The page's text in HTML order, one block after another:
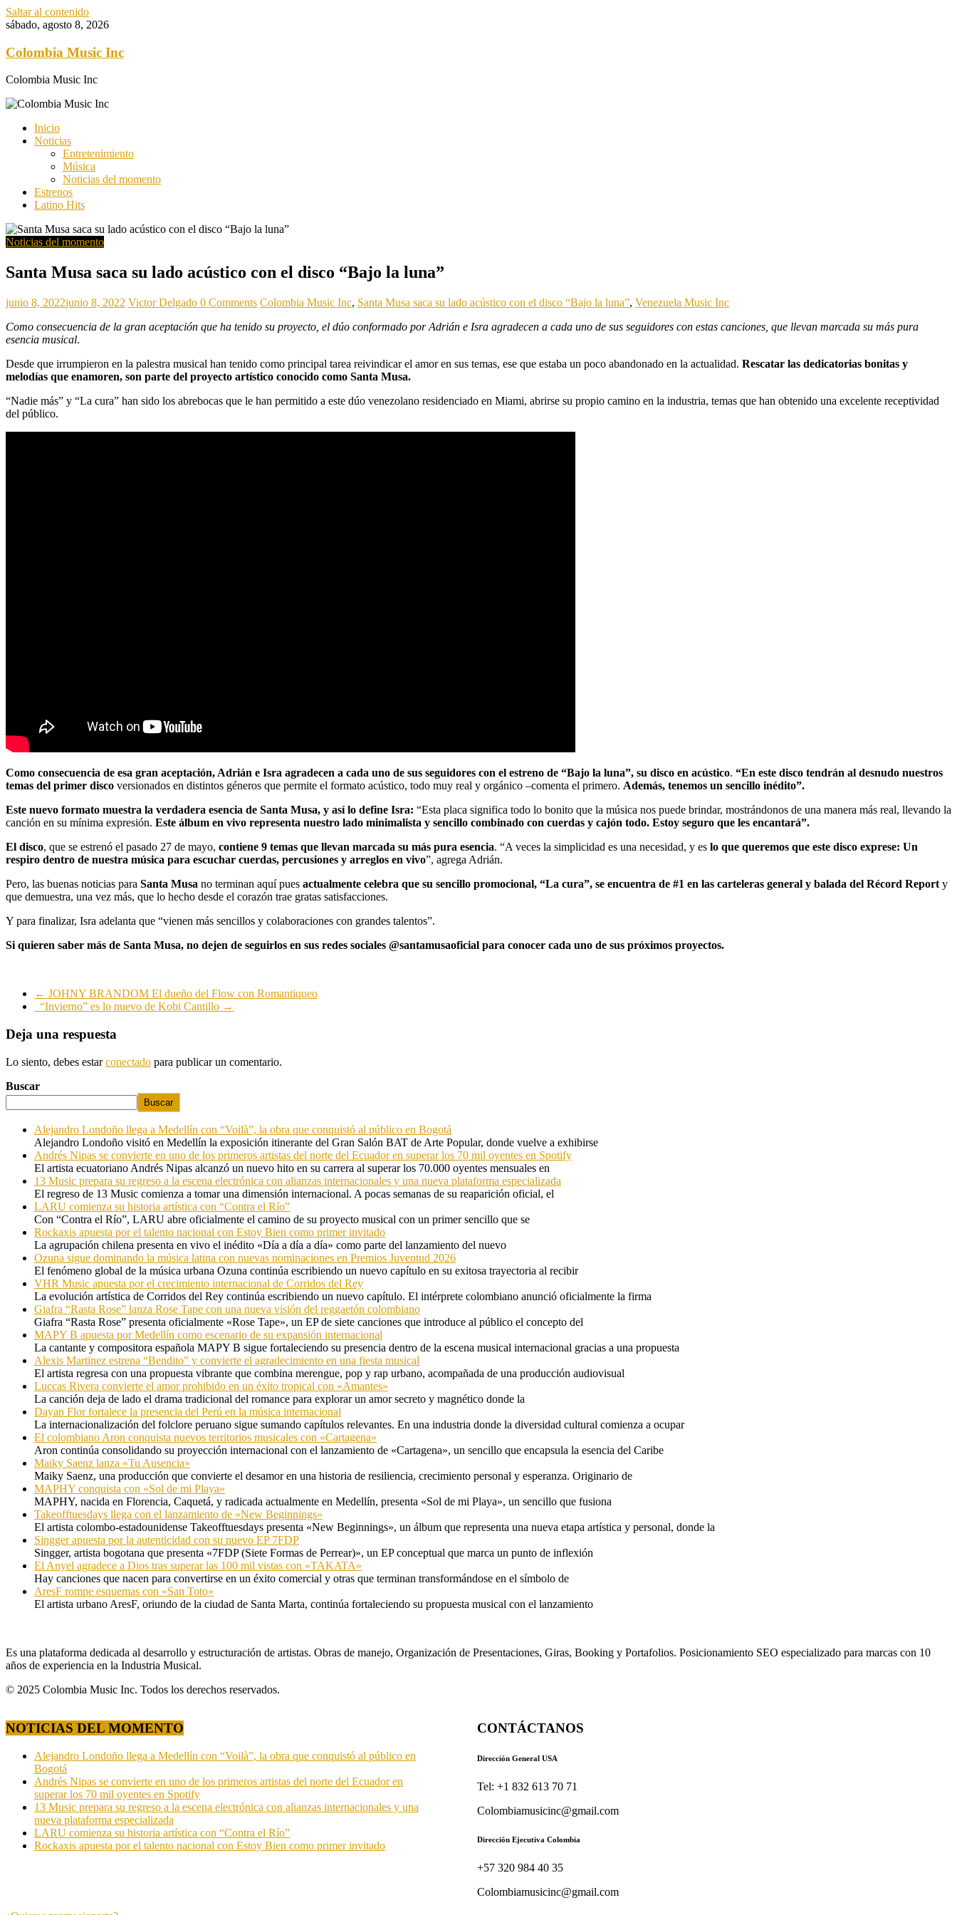
Saltar al contenido
sábado, agosto 8, 2026
Colombia Music Inc
Colombia Music Inc
Inicio
Noticias
Entretenimiento
Música
Noticias del momento
Estrenos
Latino Hits
Noticias del momento
Santa Musa saca su lado acústico con el disco “Bajo la luna”
junio 8, 2022junio 8, 2022 Victor Delgado 0 Comments Colombia Music Inc, Santa Musa saca su lado acústico con el disco “Bajo la luna”, Venezuela Music Inc
Como consecuencia de la gran aceptación que ha tenido su proyecto, el dúo conformado por Adrián e Isra agradecen a cada uno de sus seguidores con estas canciones, que llevan marcada su más pura
esencia musical.
Desde que irrumpieron en la palestra musical han tenido como principal tarea reivindicar el amor en sus temas, ese que estaba un poco abandonado en la actualidad. Rescatar las dedicatorias bonitas y
melodías que enamoren, son parte del proyecto artístico conocido como Santa Musa.
“Nadie más” y “La cura” han sido los abrebocas que le han permitido a este dúo venezolano residenciado en Miami, abrirse su propio camino en la industria, temas que han obtenido una excelente receptividad
del público.
Como consecuencia de esa gran aceptación, Adrián e Isra agradecen a cada uno de sus seguidores con el estreno de “Bajo la luna”, su disco en acústico. “En este disco tendrán al desnudo nuestros
temas del primer disco versionados en distintos géneros que permite el formato acústico, todo muy real y orgánico –comenta el primero. Además, tenemos un sencillo inédito”.
Este nuevo formato muestra la verdadera esencia de Santa Musa, y así lo define Isra: “Esta placa significa todo lo bonito que la música nos puede brindar, mostrándonos de una manera más real, llevando la
canción en su mínima expresión. Este álbum en vivo representa nuestro lado minimalista y sencillo combinado con cuerdas y cajón todo. Estoy seguro que les encantará”.
El disco, que se estrenó el pasado 27 de mayo, contiene 9 temas que llevan marcada su más pura esencia. “A veces la simplicidad es una necesidad, y es lo que queremos que este disco exprese: Un
respiro dentro de nuestra música para escuchar cuerdas, percusiones y arreglos en vivo”, agrega Adrián.
Pero, las buenas noticias para Santa Musa no terminan aquí pues actualmente celebra que su sencillo promocional, “La cura”, se encuentra de #1 en las carteleras general y balada del Récord Report y
que demuestra, una vez más, que lo hecho desde el corazón trae gratas satisfacciones.
Y para finalizar, Isra adelanta que “vienen más sencillos y colaboraciones con grandes talentos”.
Si quieren saber más de Santa Musa, no dejen de seguirlos en sus redes sociales @santamusaoficial para conocer cada uno de sus próximos proyectos.
← JOHNY BRANDOM El dueño del Flow con Romantiqueo
“Invierno” es lo nuevo de Kobi Cantillo →
Deja una respuesta
Lo siento, debes estarconectado para publicar un comentario.
Buscar
Buscar
Alejandro Londoño llega a Medellín con “Voilà”, la obra que conquistó al público en Bogotá
Alejandro Londoño visitó en Medellín la exposición itinerante del Gran Salón BAT de Arte Popular, donde vuelve a exhibirse
Andrés Nipas se convierte en uno de los primeros artistas del norte del Ecuador en superar los 70 mil oyentes en Spotify
El artista ecuatoriano Andrés Nipas alcanzó un nuevo hito en su carrera al superar los 70.000 oyentes mensuales en
13 Music prepara su regreso a la escena electrónica con alianzas internacionales y una nueva plataforma especializada
El regreso de 13 Music comienza a tomar una dimensión internacional. A pocas semanas de su reaparición oficial, el
LARU comienza su historia artística con “Contra el Río”
Con “Contra el Río”, LARU abre oficialmente el camino de su proyecto musical con un primer sencillo que se
Rockaxis apuesta por el talento nacional con Estoy Bien como primer invitado
La agrupación chilena presenta en vivo el inédito «Día a día a día» como parte del lanzamiento del nuevo
Ozuna sigue dominando la música latina con nuevas nominaciones en Premios Juventud 2026
El fenómeno global de la música urbana Ozuna continúa escribiendo un nuevo capítulo en su exitosa trayectoria al recibir
VHR Music apuesta por el crecimiento internacional de Corridos del Rey
La evolución artística de Corridos del Rey continúa escribiendo un nuevo capítulo. El intérprete colombiano anunció oficialmente la firma
Giafra “Rasta Rose” lanza Rose Tape con una nueva visión del reggaetón colombiano
Giafra “Rasta Rose” presenta oficialmente «Rose Tape», un EP de siete canciones que introduce al público el concepto del
MAPY B apuesta por Medellín como escenario de su expansión internacional
La cantante y compositora española MAPY B sigue fortaleciendo su presencia dentro de la escena musical internacional gracias a una propuesta
Alexis Martinez estrena “Bendito” y convierte el agradecimiento en una fiesta musical
El artista regresa con una propuesta vibrante que combina merengue, pop y rap urbano, acompañada de una producción audiovisual
Luccas Rivera convierte el amor prohibido en un éxito tropical con «Amantes»
La canción deja de lado el drama tradicional del romance para explorar un amor secreto y magnético donde la
Dayan Flor fortalece la presencia del Perú en la música internacional
La internacionalización del folclore peruano sigue sumando capítulos relevantes. En una industria donde la diversidad cultural comienza a ocupar
El colombiano Aron conquista nuevos territorios musicales con «Cartagena»
Aron continúa consolidando su proyección internacional con el lanzamiento de «Cartagena», un sencillo que encapsula la esencia del Caribe
Maiky Saenz lanza «Tu Ausencia»
Maiky Saenz, una producción que convierte el desamor en una historia de resiliencia, crecimiento personal y esperanza. Originario de
MAPHY conquista con «Sol de mi Playa»
MAPHY, nacida en Florencia, Caquetá, y radicada actualmente en Medellín, presenta «Sol de mi Playa», un sencillo que fusiona
Takeofftuesdays llega con el lanzamiento de «New Beginnings»
El artista colombo-estadounidense Takeofftuesdays presenta «New Beginnings», un álbum que representa una nueva etapa artística y personal, donde la
Singger apuesta por la autenticidad con su nuevo EP 7FDP
Singger, artista bogotana que presenta «7FDP (Siete Formas de Perrear)», un EP conceptual que marca un punto de inflexión
El Anyel agradece a Dios tras superar las 100 mil vistas con «TAKATA»
Hay canciones que nacen para convertirse en un éxito comercial y otras que terminan transformándose en el símbolo de
AresF rompe esquemas con «San Toto»
El artista urbano AresF, oriundo de la ciudad de Santa Marta, continúa fortaleciendo su propuesta musical con el lanzamiento
Es una plataforma dedicada al desarrollo y estructuración de artistas. Obras de manejo, Organización de Presentaciones, Giras, Booking y Portafolios. Posicionamiento SEO especializado para marcas con 10
años de experiencia en la Industria Musical.
© 2025 Colombia Music Inc. Todos los derechos reservados.
NOTICIAS DEL MOMENTO
Alejandro Londoño llega a Medellín con “Voilà”, la obra que conquistó al público en
Bogotá
Andrés Nipas se convierte en uno de los primeros artistas del norte del Ecuador en
superar los 70 mil oyentes en Spotify
13 Music prepara su regreso a la escena electrónica con alianzas internacionales y una
nueva plataforma especializada
LARU comienza su historia artística con “Contra el Río”
Rockaxis apuesta por el talento nacional con Estoy Bien como primer invitado
CONTÁCTANOS
Dirección General USA
Tel: +1 832 613 70 71
Colombiamusicinc@gmail.com
Dirección Ejecutiva Colombia
+57 320 984 40 35
Colombiamusicinc@gmail.com